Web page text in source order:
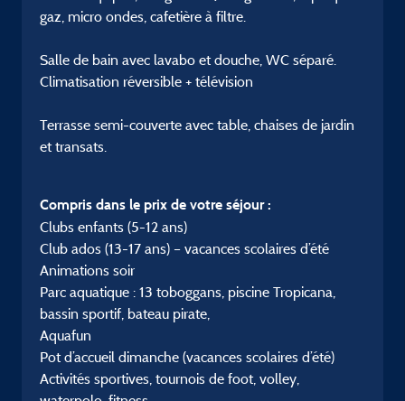
gaz, micro ondes, cafetière à filtre.
Salle de bain avec lavabo et douche, WC séparé.
Climatisation réversible + télévision
Terrasse semi-couverte avec table, chaises de jardin
et transats.
Compris dans le prix de votre séjour :
Clubs enfants (5-12 ans)
Club ados (13-17 ans) – vacances scolaires d’été
Animations soir
Parc aquatique : 13 toboggans, piscine Tropicana,
bassin sportif, bateau pirate,
Aquafun
Pot d’accueil dimanche (vacances scolaires d’été)
Activités sportives, tournois de foot, volley,